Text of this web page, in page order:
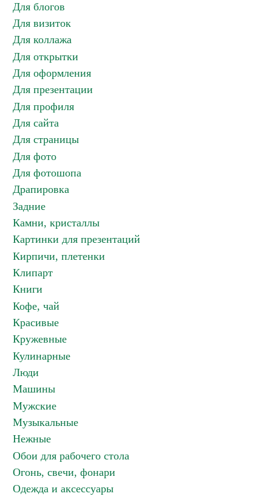
Для блогов
Для визиток
Для коллажа
Для открытки
Для оформления
Для презентации
Для профиля
Для сайта
Для страницы
Для фото
Для фотошопа
Драпировка
Задние
Камни, кристаллы
Картинки для презентаций
Кирпичи, плетенки
Клипарт
Книги
Кофе, чай
Красивые
Кружевные
Кулинарные
Люди
Машины
Мужские
Музыкальные
Нежные
Обои для рабочего стола
Огонь, свечи, фонари
Одежда и аксессуары